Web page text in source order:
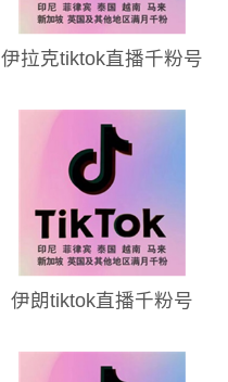
伊拉克tiktok直播千粉号
伊朗tiktok直播千粉号